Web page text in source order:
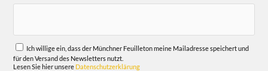
Ich willige ein, dass der Münchner Feuilleton meine Mailadresse speichert und
für den Versand des Newsletters nutzt.
Lesen Sie hier unsere Datenschutzerklärung